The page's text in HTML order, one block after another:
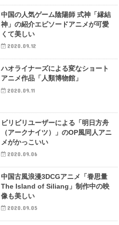
中国の人気ゲーム陰陽師 式神「縁結
神」の紹介エピソードアニメが可愛
くて美しい
2020.09.12
ハオライナーズによる変なショート
アニメ作品「人類博物館」
2020.09.11
ビリビリユーザーによる「明日方舟
（アークナイツ）」のOP風同人アニ
メがかっこいい
2020.09.06
中国古風浪漫3DCGアニメ「眷思量
The Island of Siliang」制作中の映
像も美しい
2020.09.05